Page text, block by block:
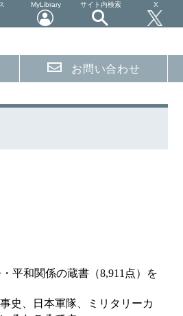
MyLibrary サイト内検索 X
お問い合わせ
平和関係の蔵書（8,911 点）を
史、日本軍隊、ミリタリーカ